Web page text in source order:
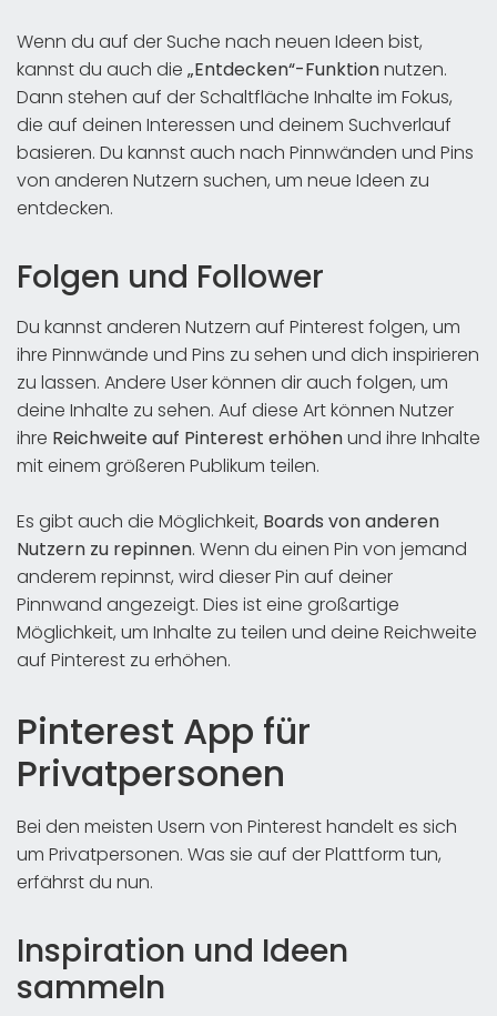
Wenn du auf der Suche nach neuen Ideen bist,
kannst du auch die „Entdecken“-Funktionnutzen.
Dann stehen auf der Schaltfläche Inhalte im Fokus,
die auf deinen Interessen und deinem Suchverlauf
basieren. Du kannst auch nach Pinnwänden und Pins
von anderen Nutzern suchen, um neue Ideen zu
entdecken.
Folgen und Follower
Du kannst anderen Nutzern auf Pinterest folgen, um
ihre Pinnwände und Pins zu sehen und dich inspirieren
zu lassen. Andere User können dir auch folgen, um
deine Inhalte zu sehen. Auf diese Art können Nutzer
ihre Reichweite auf Pinterest erhöhenund ihre Inhalte
mit einem größeren Publikum teilen.
Es gibt auch die Möglichkeit, Boards von anderen
Nutzern zu repinnen. Wenn du einen Pin von jemand
anderem repinnst, wird dieser Pin auf deiner
Pinnwand angezeigt. Dies ist eine großartige
Möglichkeit, um Inhalte zu teilen und deine Reichweite
auf Pinterest zu erhöhen.
Pinterest App für
Privatpersonen
Bei den meisten Usern von Pinterest handelt es sich
um Privatpersonen. Was sie auf der Plattform tun,
erfährst du nun.
Inspiration und Ideen
sammeln